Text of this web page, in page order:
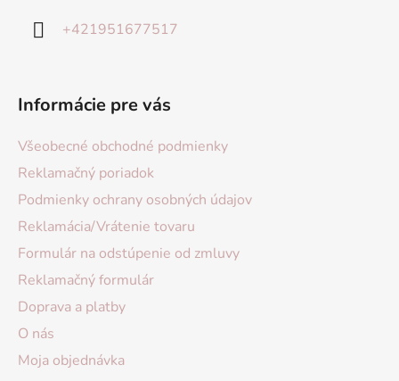
+421951677517
Informácie pre vás
Všeobecné obchodné podmienky
Reklamačný poriadok
Podmienky ochrany osobných údajov
Reklamácia/Vrátenie tovaru
Formulár na odstúpenie od zmluvy
Reklamačný formulár
Doprava a platby
O nás
Moja objednávka